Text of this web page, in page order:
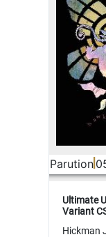
Parution
Ultimate
Variant
Hickman